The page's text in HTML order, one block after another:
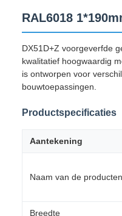
RAL6018
DX51D+Z voorgeverfde
kwalitatief hoogwaardig
is ontworpen voor
bouwtoepassingen.
Productspecificaties
Aantekening
Naam van de producten
Breedte